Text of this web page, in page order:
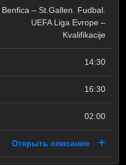
Benfica – St.Gallen. Fudbal.
UEFA Liga Evrope –
Kvalifikacije
14:30
16:30
02:00
Открыть описание